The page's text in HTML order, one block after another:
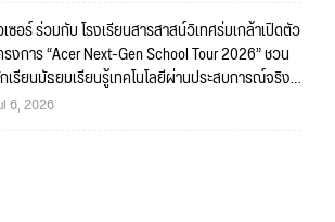
เซอร์ ร่วมกับ โรงเรียนสารสาสน์วิเทศร่มเกล้าเปิดตัว
รงการ “Acer Next-Gen School Tour 2026” ชวน
เรียนมัธยมเรียนรู้เทคโนโลยีผ่านประสบการณ์จริง
อมค้นหาแรงบันดาลใจสู่อาชีพด้าน IT และดิจิทัลใน
6, 2026